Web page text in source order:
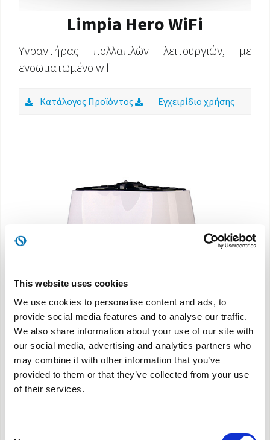
This website uses cookies
We use cookies to personalise content and ads, to
provide social media features and to analyse our traffic.
We also share information about your use of our site with
our social media, advertising and analytics partners who
may combine it with other information that you’ve
provided to them or that they’ve collected from your use
of their services.
Limpia Hero WiFi
Υγραντήρας πολλαπλών λειτουργιών, με
ενσωματωμένο wifi
Κατάλογος Προϊόντος Εγχειρίδιο χρήσης
Limpia 6
Ο υγραντήρας που αρωματίζει τη διαβίωσή σας